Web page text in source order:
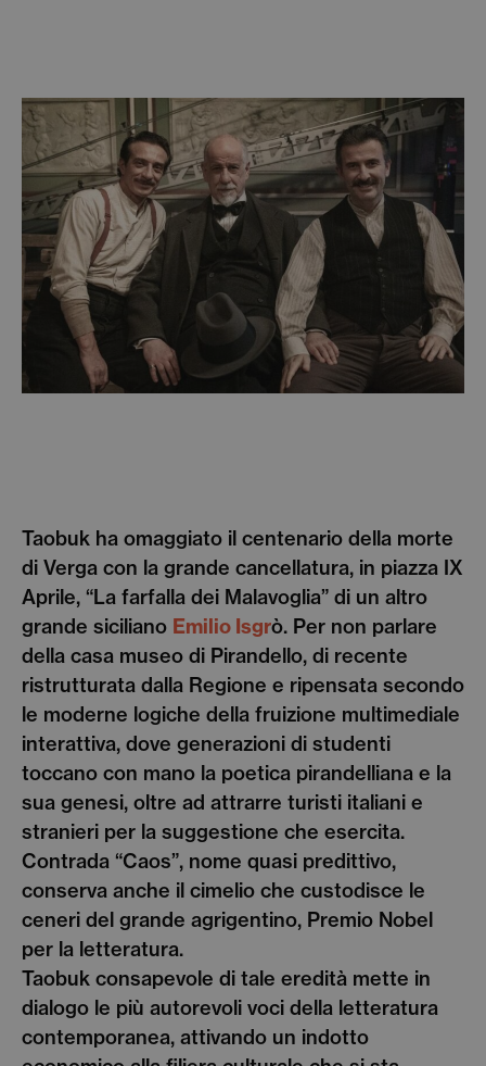
Taobuk ha omaggiato il centenario della morte
di Verga con la grande cancellatura, in piazza IX
Aprile, “La farfalla dei Malavoglia” di un altro
grande siciliano Emilio Isgrò. Per non parlare
della casa museo di Pirandello, di recente
ristrutturata dalla Regione e ripensata secondo
le moderne logiche della fruizione multimediale
interattiva, dove generazioni di studenti
toccano con mano la poetica pirandelliana e la
sua genesi, oltre ad attrarre turisti italiani e
stranieri per la suggestione che esercita.
Contrada “Caos”, nome quasi predittivo,
conserva anche il cimelio che custodisce le
ceneri del grande agrigentino, Premio Nobel
per la letteratura.
Taobuk consapevole di tale eredità mette in
dialogo le più autorevoli voci della letteratura
contemporanea, attivando un indotto